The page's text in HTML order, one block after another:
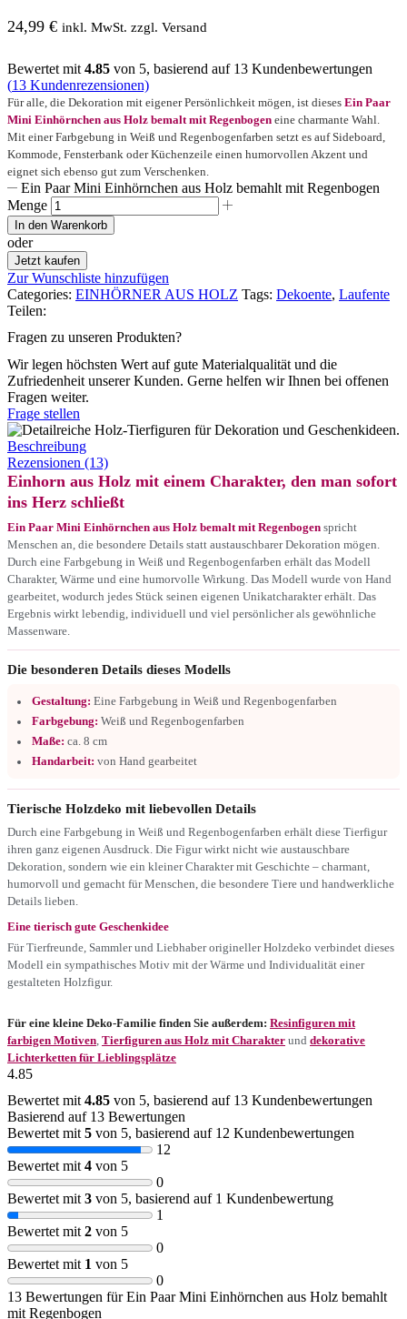
24,99 € inkl. MwSt. zzgl. Versand
Bewertet mit 4.85 von 5, basierend auf 13 Kundenbewertungen
(13 Kundenrezensionen)
Für alle, die Dekoration mit eigener Persönlichkeit mögen, ist dieses Ein Paar
Mini Einhörnchen aus Holz bemalt mit Regenbogen eine charmante Wahl.
Mit einer Farbgebung in Weiß und Regenbogenfarben setzt es auf Sideboard,
Kommode, Fensterbank oder Küchenzeile einen humorvollen Akzent und
eignet sich ebenso gut zum Verschenken.
Ein Paar Mini Einhörnchen aus Holz bemahlt mit Regenbogen
Menge
In den Warenkorb
oder
Jetzt kaufen
Zur Wunschliste hinzufügen
Categories: EINHÖRNER AUS HOLZ Tags: Dekoente, Laufente
Teilen:
Fragen zu unseren Produkten?
Wir legen höchsten Wert auf gute Materialqualität und die
Zufriedenheit unserer Kunden. Gerne helfen wir Ihnen bei offenen
Fragen weiter.
Frage stellen
Beschreibung
Rezensionen (13)
Einhorn aus Holz mit einem Charakter, den man sofort
ins Herz schließt
Ein Paar Mini Einhörnchen aus Holz bemalt mit Regenbogen spricht
Menschen an, die besondere Details statt austauschbarer Dekoration mögen.
Durch eine Farbgebung in Weiß und Regenbogenfarben erhält das Modell
Charakter, Wärme und eine humorvolle Wirkung. Das Modell wurde von Hand
gearbeitet, wodurch jedes Stück seinen eigenen Unikatcharakter erhält. Das
Ergebnis wirkt lebendig, individuell und viel persönlicher als gewöhnliche
Massenware.
Die besonderen Details dieses Modells
Gestaltung: Eine Farbgebung in Weiß und Regenbogenfarben
Farbgebung: Weiß und Regenbogenfarben
Maße: ca. 8 cm
Handarbeit: von Hand gearbeitet
Tierische Holzdeko mit liebevollen Details
Durch eine Farbgebung in Weiß und Regenbogenfarben erhält diese Tierfigur
ihren ganz eigenen Ausdruck. Die Figur wirkt nicht wie austauschbare
Dekoration, sondern wie ein kleiner Charakter mit Geschichte – charmant,
humorvoll und gemacht für Menschen, die besondere Tiere und handwerkliche
Details lieben.
Eine tierisch gute Geschenkidee
Für Tierfreunde, Sammler und Liebhaber origineller Holzdeko verbindet dieses
Modell ein sympathisches Motiv mit der Wärme und Individualität einer
gestalteten Holzfigur.
Für eine kleine Deko-Familie finden Sie außerdem: Resinfiguren mit
farbigen Motiven Tierfiguren aus Holz mit Charakter und dekorative
Lichterketten für Lieblingsplätze
4.85
Bewertet mit 4.85 von 5, basierend auf 13 Kundenbewertungen
Basierend auf 13 Bewertungen
Bewertet mit 5 von 5, basierend auf 12 Kundenbewertungen
12
Bewertet mit 4 von 5
0
Bewertet mit 3 von 5, basierend auf 1 Kundenbewertung
1
Bewertet mit 2 von 5
0
Bewertet mit 1 von 5
0
13 Bewertungen fürEin Paar Mini Einhörnchen aus Holz bemahlt
mit Regenbogen